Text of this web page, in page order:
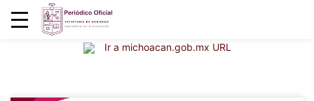
Ir a michoacan.gob.mx URL